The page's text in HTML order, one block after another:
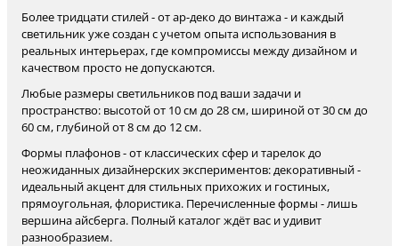
Более тридцати стилей - от ар-деко до винтажа - и каждый
светильник уже создан с учетом опыта использования в
реальных интерьерах, где компромиссы между дизайном и
качеством просто не допускаются.
Любые размеры светильников под ваши задачи и
пространство: высотой от 10 см до 28 см, шириной от 30 см до
60 см, глубиной от 8 см до 12 см.
Формы плафонов - от классических сфер и тарелок до
неожиданных дизайнерских экспериментов: декоративный -
идеальный акцент для стильных прихожих и гостиных,
прямоугольная, флористика. Перечисленные формы - лишь
вершина айсберга. Полный каталог ждёт вас и удивит
разнообразием.